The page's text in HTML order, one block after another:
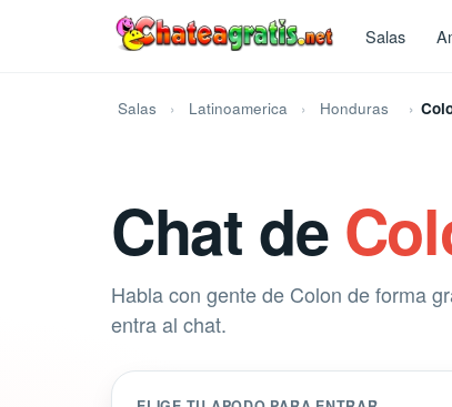
Salas
Salas Latinoamerica Honduras
Chat de
Habla con gente de Colon de forma
entra al chat.